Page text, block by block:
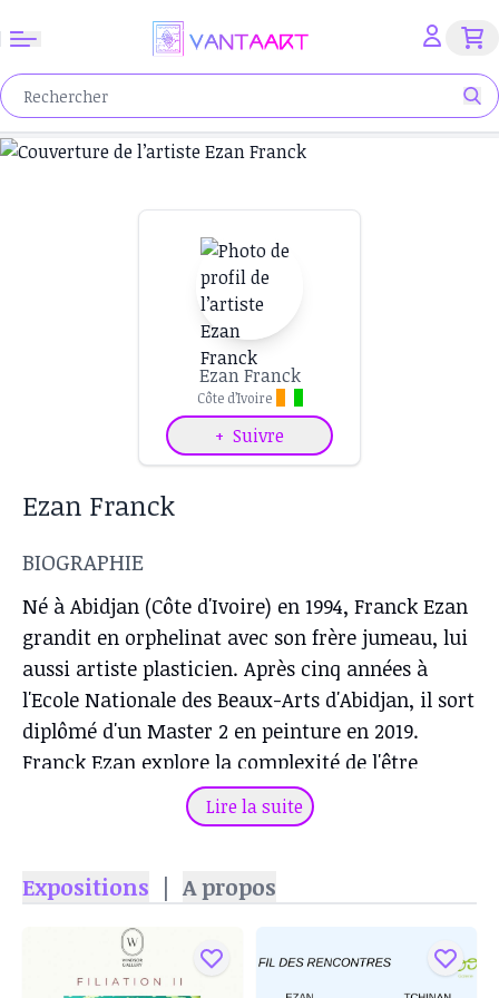
Ezan Franck
Côte d’Ivoire
+ Suivre
Ezan Franck
BIOGRAPHIE
Né à Abidjan (Côte d'Ivoire) en 1994, Franck Ezan
grandit en orphelinat avec son frère jumeau, lui
aussi artiste plasticien. Après cinq années à
l'Ecole Nationale des Beaux-Arts d'Abidjan, il sort
diplômé d'un Master 2 en peinture en 2019.
Franck Ezan explore la complexité de l'être
humain tant du point de vue psychologique que
physiologique. C'est dans son histoire
nécessaire à son travail de création. Une histoire
enfance aussi tourmentée qu'heureuse. Son
rapport aux autres, ses tourments profonds et
Lire la suite
Expositions | A propos